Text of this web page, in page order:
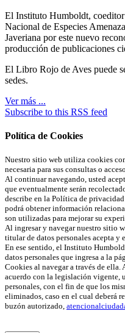
El Instituto Humboldt,
Nacional de Especies
Javeriana por este nuevo
producción de publicaciones
El Libro Rojo de Aves puede
sedes.
Ver más ...
Subscribe to this RSS feed
Política de Cookies
Nuestro sitio web utiliza cookies
necesaria para sus consultas o
Al continuar navegando, usted
que eventualmente serán
describe en la Política de
podrá obtener información
son utilizadas para mejorar su
Al ingresar y navegar nuestro sitio
titular de datos personales acepta y
En ese sentido, el Instituto
datos personales que ingresa a la
Cookies al navegar a través de ella.
acuerdo con la legislación vigente,
personales, con el fin de que los
eliminados, caso en el cual deberá
buzón autorizado,